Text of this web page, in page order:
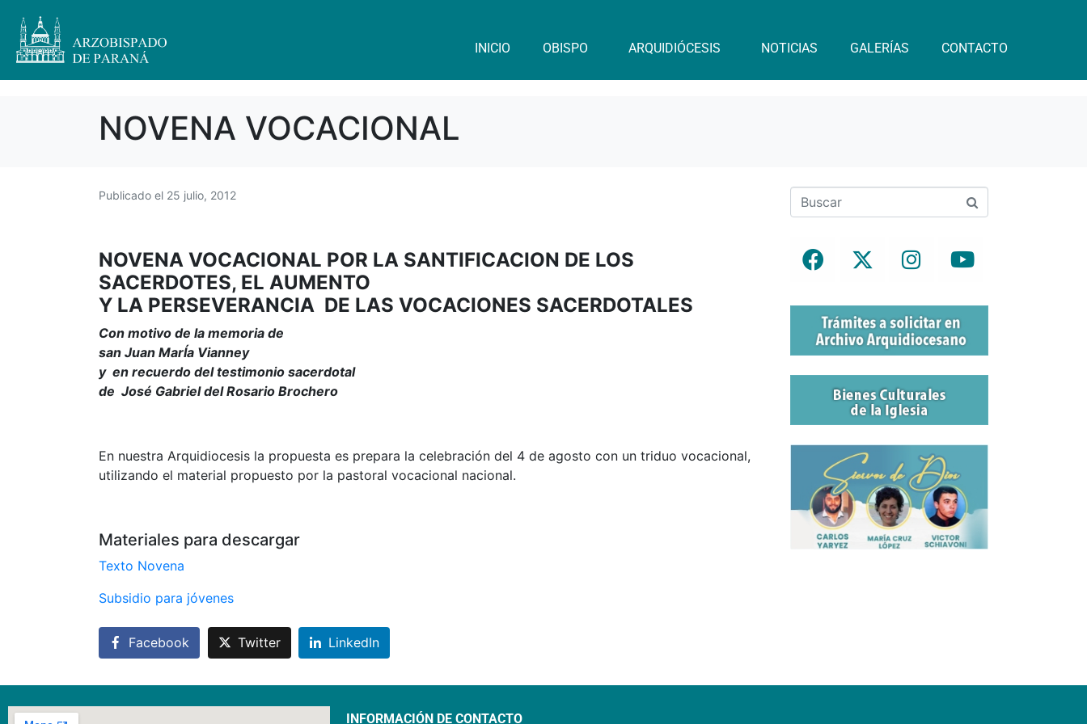
INICIO OBISPO ARQUIDIÓCESIS NOTICIAS GALERÍAS CONTACTO
NOVENA VOCACIONAL
Publicado el 25 julio, 2012
NOVENA VOCACIONAL POR LA SANTIFICACION DE LOS
SACERDOTES, EL AUMENTO
Y LA PERSEVERANCIA DE LAS VOCACIONES SACERDOTALES
Con motivo de la memoria de
san Juan MarÍa Vianney
y en recuerdo del testimonio sacerdotal
de José Gabriel del Rosario Brochero
En nuestra Arquidiocesis la propuesta es prepara la celebración del 4 de agosto con un triduo vocacional,
utilizando el material propuesto por la pastoral vocacional nacional.
Materiales para descargar
Texto Novena
Subsidio para jóvenes
Facebook Twitter LinkedIn
INFORMACIÓN DE CONTACTO